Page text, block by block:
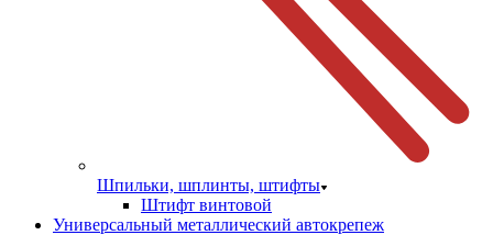
Шпильки, шплинты, штифты
Штифт винтовой
Универсальный металлический автокрепеж